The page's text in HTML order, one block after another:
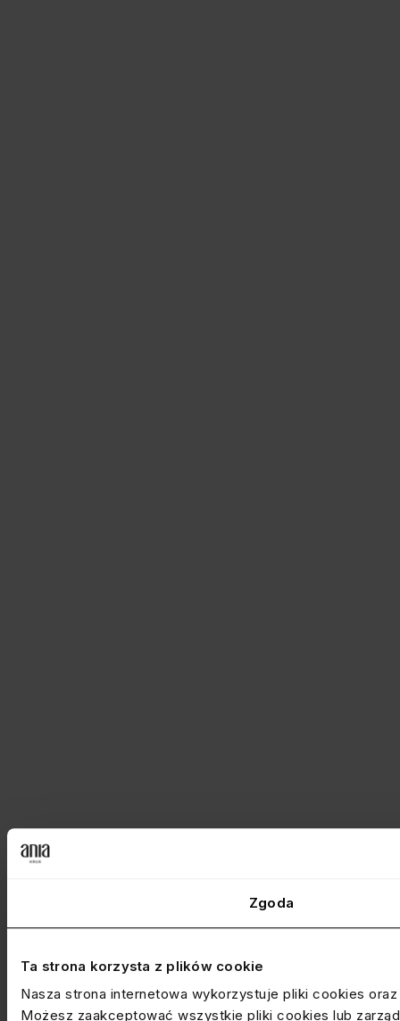
Zgoda
Ta strona korzysta z plików cookie
Nasza strona internetowa wykorzystuje pliki cookies
Możesz zaakceptować wszystkie pliki cookies lub